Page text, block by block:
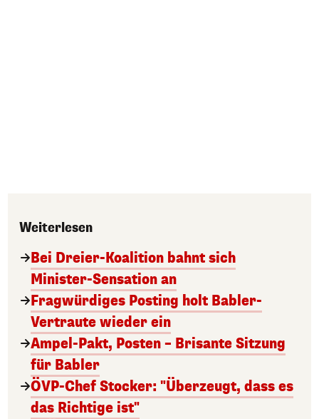
Weiterlesen
Bei Dreier-Koalition bahnt sich
Minister-Sensation an
Fragwürdiges Posting holt Babler-
Vertraute wieder ein
Ampel-Pakt, Posten – Brisante Sitzung
für Babler
ÖVP-Chef Stocker: "Überzeugt, dass es
das Richtige ist"